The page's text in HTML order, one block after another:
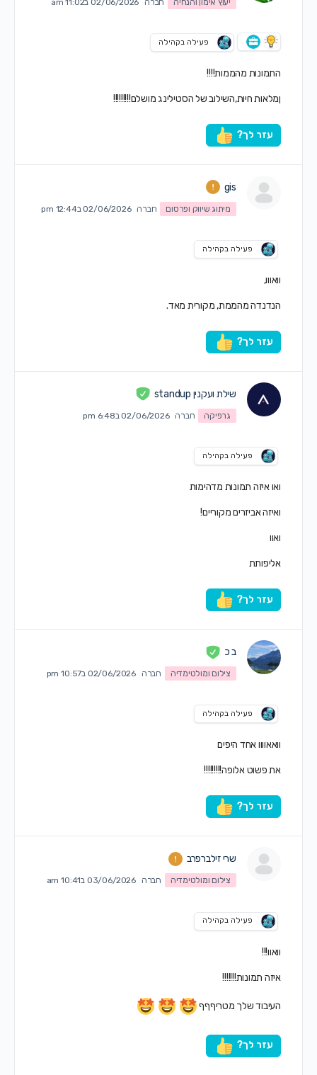
יעוץ אימון והנחיה חברה 02/06/2026 ב11:02 am
פעילה בקהילה
התמונות מהממות!!!!
ןמלאות חיות,השילוב של הסטילינג מושלם!!!!!!!!!
עזר לך?
gis
מיתוג שיווק ופרסום חברה 02/06/2026 ב12:44 pm
פעילה בקהילה
וואווו,
הנדנדה מהממת, מקורית מאד.
עזר לך?
שילת ועקנין standup
גרפיקה חברה 02/06/2026 ב6:48 pm
פעילה בקהילה
ואו איזה תמונות מדהימות
ואיזה אביזרים מקוריים!
ואוו
אליפותת
עזר לך?
ב כ
צילום ומולטימדיה חברה 02/06/2026 ב10:57 pm
פעילה בקהילה
וואאוווו אחד היפים
את פשוט אלופה!!!!!!!!!
עזר לך?
שרי זילברפרב
צילום ומולטימדיה חברה 03/06/2026 ב10:41 am
פעילה בקהילה
וואוו!!!
איזה תמונות!!!!!!!
העיבוד שלך מטריףףף
עזר לך?